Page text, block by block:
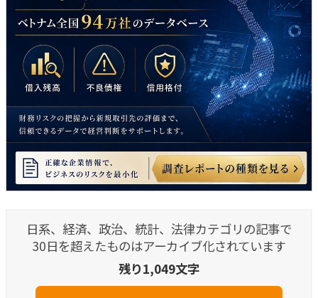
日系、経済、政治、統計、法律カテゴリの記事で
30日を超えたものはアーカイブ化されています
残り1,049文字